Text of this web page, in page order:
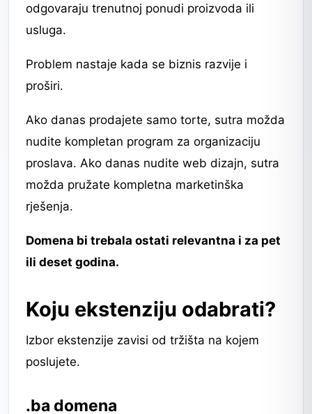
odgovaraju trenutnoj ponudi proizvoda ili
usluga.
Problem nastaje kada se biznis razvije i
proširi.
Ako danas prodajete samo torte, sutra možda
nudite kompletan program za organizaciju
proslava. Ako danas nudite web dizajn, sutra
možda pružate kompletna marketinška
rješenja.
Domena bi trebala ostati relevantna i za pet
ili deset godina.
Koju ekstenziju odabrati?
Izbor ekstenzije zavisi od tržišta na kojem
poslujete.
.ba domena